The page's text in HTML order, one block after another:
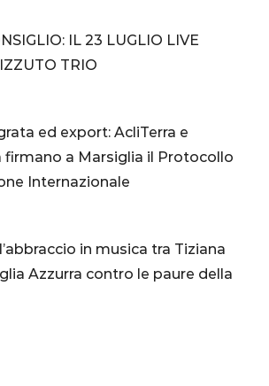
IL 23 LUGLIO LIVE
TRIO
ed export: AcliTerra e
firmano a Marsiglia il Protocollo
Internazionale
in musica tra Tiziana
Azzurra contro le paure della